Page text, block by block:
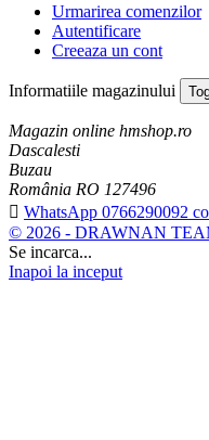
Urmarirea comenzilor
Autentificare
Creeaza un cont
Informatiile magazinului
Magazin online hmshop.ro
Dascalesti
Buzau
România RO 127496
 WhatsApp 0766290092
© 2026 - DRAWNAN
Se incarca...
Inapoi la inceput